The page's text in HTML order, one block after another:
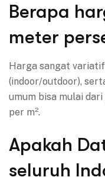
Berapa
meter
Harga sangat
(indoor/outdoor),
umum bisa mulai
per m².
Apakah
seluruh